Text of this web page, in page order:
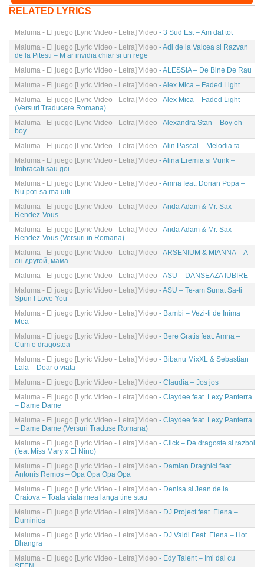
RELATED LYRICS
Maluma - El juego [Lyric Video - Letra] Video - 3 Sud Est – Am dat tot
Maluma - El juego [Lyric Video - Letra] Video - Adi de la Valcea si Razvan
de la Pitesti – M ar invidia chiar si un rege
Maluma - El juego [Lyric Video - Letra] Video - ALESSIA – De Bine De Rau
Maluma - El juego [Lyric Video - Letra] Video - Alex Mica – Faded Light
Maluma - El juego [Lyric Video - Letra] Video - Alex Mica – Faded Light
(Versuri Traducere Romana)
Maluma - El juego [Lyric Video - Letra] Video - Alexandra Stan – Boy oh
boy
Maluma - El juego [Lyric Video - Letra] Video - Alin Pascal – Melodia ta
Maluma - El juego [Lyric Video - Letra] Video - Alina Eremia si Vunk –
Imbracati sau goi
Maluma - El juego [Lyric Video - Letra] Video - Amna feat. Dorian Popa –
Nu poti sa ma uiti
Maluma - El juego [Lyric Video - Letra] Video - Anda Adam & Mr. Sax –
Rendez-Vous
Maluma - El juego [Lyric Video - Letra] Video - Anda Adam & Mr. Sax –
Rendez-Vous (Versuri in Romana)
Maluma - El juego [Lyric Video - Letra] Video - ARSENIUM & MIANNA – А
он другой, мама
Maluma - El juego [Lyric Video - Letra] Video - ASU – DANSEAZA IUBIRE
Maluma - El juego [Lyric Video - Letra] Video - ASU – Te-am Sunat Sa-ti
Spun I Love You
Maluma - El juego [Lyric Video - Letra] Video - Bambi – Vezi-ti de Inima
Mea
Maluma - El juego [Lyric Video - Letra] Video - Bere Gratis feat. Amna –
Cum e dragostea
Maluma - El juego [Lyric Video - Letra] Video - Bibanu MixXL & Sebastian
Lala – Doar o viata
Maluma - El juego [Lyric Video - Letra] Video - Claudia – Jos jos
Maluma - El juego [Lyric Video - Letra] Video - Claydee feat. Lexy Panterra
– Dame Dame
Maluma - El juego [Lyric Video - Letra] Video - Claydee feat. Lexy Panterra
– Dame Dame (Versuri Traduse Romana)
Maluma - El juego [Lyric Video - Letra] Video - Click – De dragoste si razboi
(feat Miss Mary x El Nino)
Maluma - El juego [Lyric Video - Letra] Video - Damian Draghici feat.
Antonis Remos – Opa Opa Opa Opa
Maluma - El juego [Lyric Video - Letra] Video - Denisa si Jean de la
Craiova – Toata viata mea langa tine stau
Maluma - El juego [Lyric Video - Letra] Video - DJ Project feat. Elena –
Duminica
Maluma - El juego [Lyric Video - Letra] Video - DJ Valdi Feat. Elena – Hot
Bhangra
Maluma - El juego [Lyric Video - Letra] Video - Edy Talent – Imi dai cu